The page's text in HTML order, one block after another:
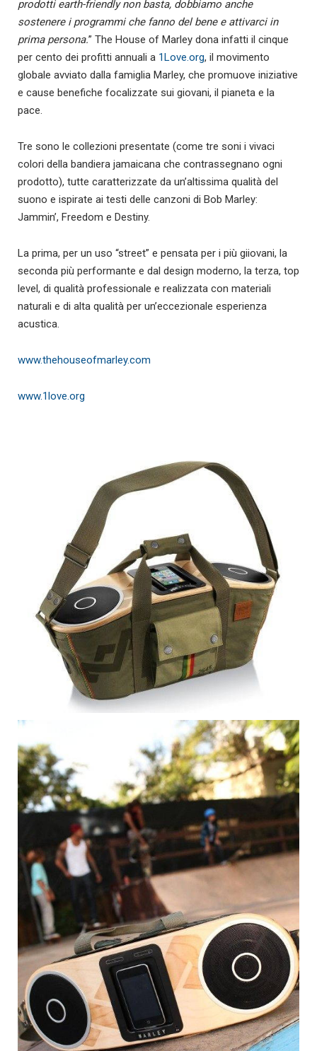
prodotti earth-friendly non basta, dobbiamo anche
sostenere i programmi che fanno del bene e attivarci in
prima persona.” The House of Marley dona infatti il cinque
per cento dei profitti annuali a 1Love.org, il movimento
globale avviato dalla famiglia Marley, che promuove iniziative
e cause benefiche focalizzate sui giovani, il pianeta e la
pace.
Tre sono le collezioni presentate (come tre soni i vivaci
colori della bandiera jamaicana che contrassegnano ogni
prodotto), tutte caratterizzate da un’altissima qualità del
suono e ispirate ai testi delle canzoni di Bob Marley:
Jammin’, Freedom e Destiny.
La prima, per un uso “street” e pensata per i più giiovani, la
seconda più performante e dal design moderno, la terza, top
level, di qualità professionale e realizzata con materiali
naturali e di alta qualità per un’eccezionale esperienza
acustica.
www.thehouseofmarley.com
www.1love.org